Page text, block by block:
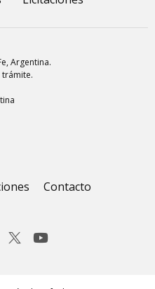
Argentina.
trámite.
Contacto